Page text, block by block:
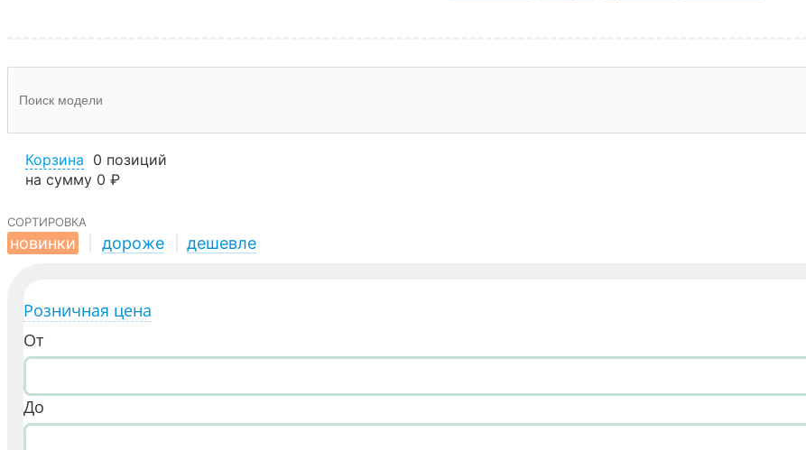
Корзина 0 позиций
на сумму 0 ₽
сортировка
новинки
дороже дешевле
Розничная цена
От
До